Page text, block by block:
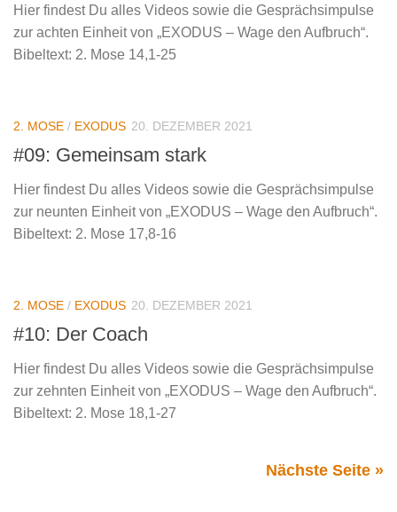
Hier findest Du alles Videos sowie die Gesprächsimpulse
zur achten Einheit von „EXODUS – Wage den Aufbruch“.
Bibeltext: 2. Mose 14,1-25
2. MOSE / EXODUS 20. DEZEMBER 2021
#09: Gemeinsam stark
Hier findest Du alles Videos sowie die Gesprächsimpulse
zur neunten Einheit von „EXODUS – Wage den Aufbruch“.
Bibeltext: 2. Mose 17,8-16
2. MOSE / EXODUS 20. DEZEMBER 2021
#10: Der Coach
Hier findest Du alles Videos sowie die Gesprächsimpulse
zur zehnten Einheit von „EXODUS – Wage den Aufbruch“.
Bibeltext: 2. Mose 18,1-27
Nächste Seite »